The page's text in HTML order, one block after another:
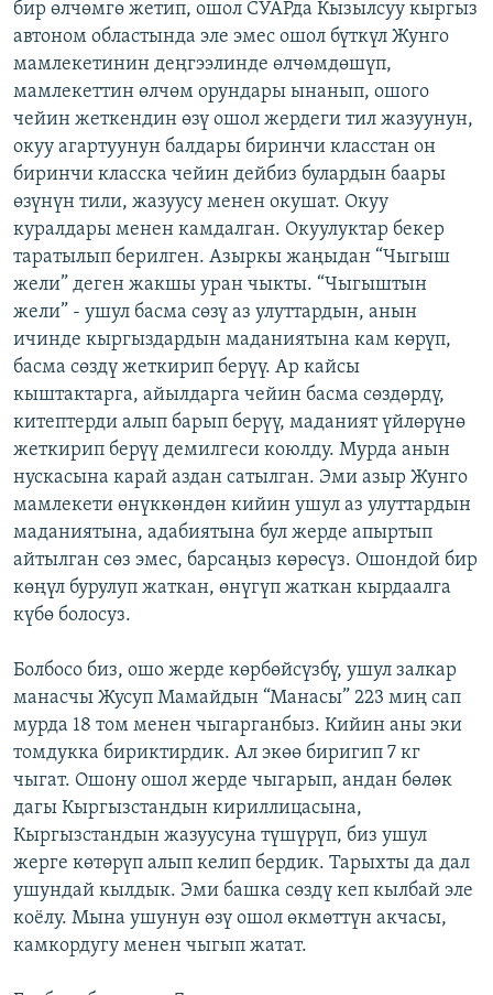
бир өлчөмгө жетип, ошол СУАРда Кызылсуу кыргыз
автоном областында эле эмес ошол бүткүл Жунго
мамлекетинин деңгээлинде өлчөмдөшүп,
мамлекеттин өлчөм орундары ынанып, ошого
чейин жеткендин өзү ошол жердеги тил жазуунун,
окуу агартуунун балдары биринчи класстан он
биринчи класска чейин дейбиз булардын баары
өзүнүн тили, жазуусу менен окушат. Окуу
куралдары менен камдалган. Окуулуктар бекер
таратылып берилген. Азыркы жаңыдан “Чыгыш
жели” деген жакшы уран чыкты. “Чыгыштын
жели” - ушул басма сөзү аз улуттардын, анын
ичинде кыргыздардын маданиятына кам көрүп,
басма сөздү жеткирип берүү. Ар кайсы
кыштактарга, айылдарга чейин басма сөздөрдү,
китептерди алып барып берүү, маданият үйлөрүнө
жеткирип берүү демилгеси коюлду. Мурда анын
нускасына карай аздан сатылган. Эми азыр Жунго
мамлекети өнүккөндөн кийин ушул аз улуттардын
маданиятына, адабиятына бул жерде апыртып
айтылган сөз эмес, барсаңыз көрөсүз. Ошондой бир
көңүл бурулуп жаткан, өнүгүп жаткан кырдаалга
күбө болосуз.
Болбосо биз, ошо жерде көрбөйсүзбү, ушул залкар
манасчы Жусуп Мамайдын “Манасы” 223 миң сап
мурда 18 том менен чыгарганбыз. Кийин аны эки
томдукка бириктирдик. Ал экөө биригип 7 кг
чыгат. Ошону ошол жерде чыгарып, андан бөлөк
дагы Кыргызстандын кириллицасына,
Кыргызстандын жазуусуна түшүрүп, биз ушул
жерге көтөрүп алып келип бердик. Тарыхты да дал
ушундай кылдык. Эми башка сөздү кеп кылбай эле
коёлу. Мына ушунун өзү ошол өкмөттүн акчасы,
камкордугу менен чыгып жатат.